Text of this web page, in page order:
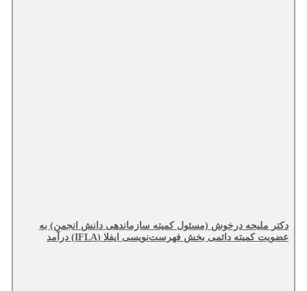
دکتر ملیحه درخوش (مسئول کمیته سازماندهی دانش انجمن) به
عضویت کمیته دائمی بخش فهرست‌نویسی ایفلا (IFLA) درآمد